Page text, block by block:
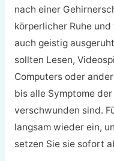
nach einer
körperlicher Ruhe
auch geistig
sollten Lesen,
Computers oder
bis alle Symptome
verschwunden sind.
langsam wieder ein,
setzen Sie sie sofort